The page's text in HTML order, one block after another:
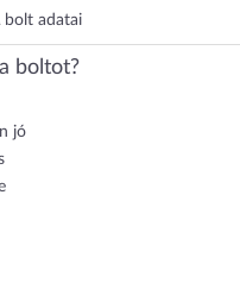
bolt adatai
boltot?
jó